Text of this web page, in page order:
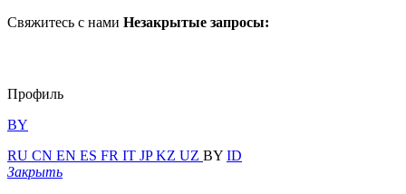
Свяжитесь с нами Незакрытые запросы:
Профиль
BY
RU CN EN ES FR IT JPKZ UZ BY ID
Закрыть